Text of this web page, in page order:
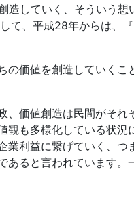
造していく、そういう想
て、平成28年からは、『
の価値を創造していくこ
価値創造は民間がそれ
観も多様化している状況
業利益に繋げていく、つ
あると言われています。